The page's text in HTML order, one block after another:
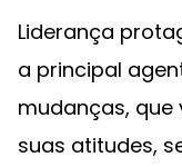
Liderança
a principal
mudanças, que
suas atitudes,